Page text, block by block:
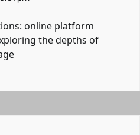
online platform
the depths of